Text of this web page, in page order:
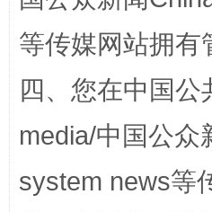
国家大学科技园优化重
等传媒网站拥有
四、您在中国
media/中国公众
system news等